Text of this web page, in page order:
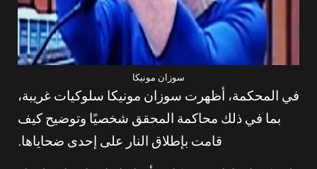
سوزان مونيكا
في المحكمة، أظهرت سوزان مونيكا سلوكيات غريبة،
بما في ذلك محاكمة المحقق شخصيًا وتوضيح كيف
قامت بإطلاق النار على إحدى ضحاياها.